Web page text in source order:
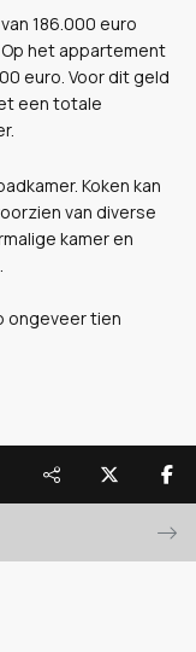
186.000 euro
het appartement
euro. Voor dit geld
een totale
Koken kan
van diverse
kamer en
ongeveer tien